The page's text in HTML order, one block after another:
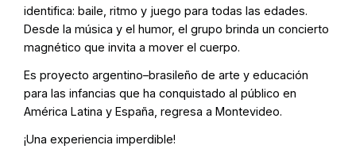
identifica: baile, ritmo y juego para todas las edades.
Desde la música y el humor, el grupo brinda un concierto
magnético que invita a mover el cuerpo.
Es proyecto argentino–brasileño de arte y educación
para las infancias que ha conquistado al público en
América Latina y España, regresa a Montevideo.
¡Una experiencia imperdible!